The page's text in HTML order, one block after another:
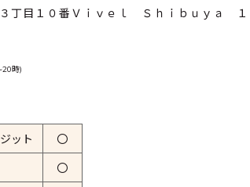
丁目１０番Ｖｉｖｅｌ Ｓｈｉｂｕｙａ
時)
ット 〇
〇